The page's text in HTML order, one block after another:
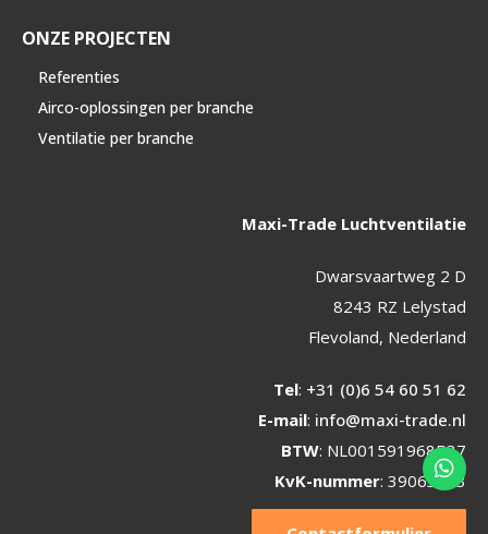
ONZE PROJECTEN
Referenties
Airco-oplossingen per branche
Ventilatie per branche
Maxi-Trade Luchtventilatie
Dwarsvaartweg 2 D
8243 RZ Lelystad
Flevoland, Nederland
Tel: +31 (0)6 54 60 51 62
E-mail: info@maxi-trade.nl
BTW: NL001591968B37
KvK-nummer: 39063813